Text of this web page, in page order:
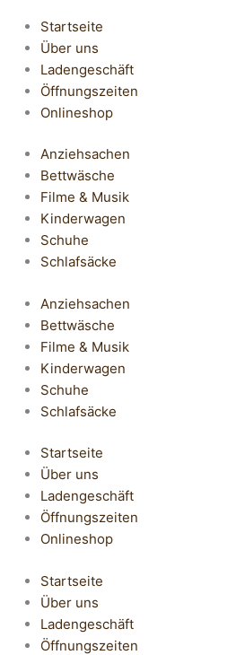
Startseite
Über uns
Ladengeschäft
Öffnungszeiten
Onlineshop
Anziehsachen
Bettwäsche
Filme & Musik
Kinderwagen
Schuhe
Schlafsäcke
Anziehsachen
Bettwäsche
Filme & Musik
Kinderwagen
Schuhe
Schlafsäcke
Startseite
Über uns
Ladengeschäft
Öffnungszeiten
Onlineshop
Startseite
Über uns
Ladengeschäft
Öffnungszeiten